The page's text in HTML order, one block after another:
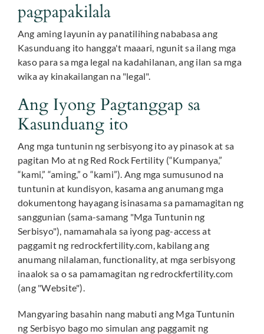
pagpapakilala
Ang aming layunin ay panatilihing nababasa ang
Kasunduang ito hangga't maaari, ngunit sa ilang mga
kaso para sa mga legal na kadahilanan, ang ilan sa mga
wika ay kinakailangan na "legal".
Ang Iyong Pagtanggap sa
Kasunduang ito
Ang mga tuntunin ng serbisyong ito ay pinasok at sa
pagitan Mo at ng Red Rock Fertility (“Kumpanya,”
“kami,” “aming,” o “kami”). Ang mga sumusunod na
tuntunin at kundisyon, kasama ang anumang mga
dokumentong hayagang isinasama sa pamamagitan ng
sanggunian (sama-samang "Mga Tuntunin ng
Serbisyo"), namamahala sa iyong pag-access at
paggamit ng redrockfertility.com, kabilang ang
anumang nilalaman, functionality, at mga serbisyong
inaalok sa o sa pamamagitan ng redrockfertility.com
(ang "Website").
Mangyaring basahin nang mabuti ang Mga Tuntunin
ng Serbisyo bago mo simulan ang paggamit ng